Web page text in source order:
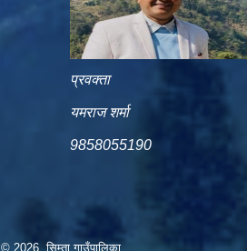
प्रवक्ता
यमराज शर्मा
9858055190
© 2026 सिम्ता गाउँपालिका